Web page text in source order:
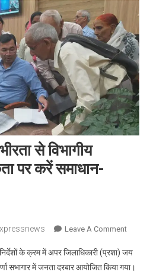
से विभागीय
पर करें समाधान-
Leave A CommentOn
को
के क्रम में अपर जिलाधिकारी (प्रशा) जय
सभागार में जनता दरबार आयोजित किया गया।